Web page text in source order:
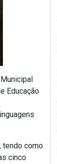
Educação
tendo como
cinco